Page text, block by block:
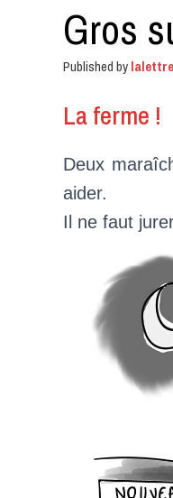
Gros
Published by
La ferme !
Deux
aider.
Il ne faut